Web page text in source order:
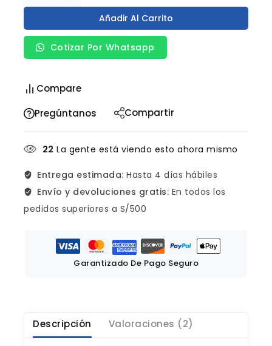
Añadir Al Carrito
Cotizar Por Whatsapp
Compare
Pregúntanos
Compartir
22 La gente está viendo esto ahora mismo
Entrega estimada: Hasta 4 días hábiles
Envío y devoluciones gratis: En todos los
pedidos superiores a S/500
Garantizado De Pago Seguro
Descripción Valoraciones (2)